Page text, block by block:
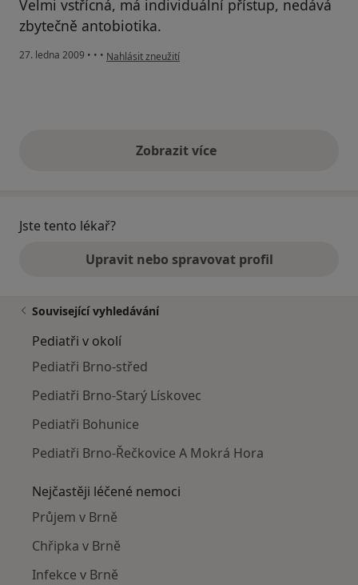
Velmi vstřícná, má individuální přístup, nedává
zbytečně antobiotika.
27. ledna 2009 • • • podle názoru uživatele Pacient
Nahlásit zneužití
Zobrazit vícevýše uvedené názory
Jste tento lékař?
Upravit nebo spravovat profil
Související vyhledávání
Pediatři v okolí
Pediatři Brno-střed
Pediatři Brno-Starý Lískovec
Pediatři Bohunice
Pediatři Brno-Řečkovice A Mokrá Hora
Nejčastěji léčené nemoci
Průjem v Brně
Chřipka v Brně
Infekce v Brně